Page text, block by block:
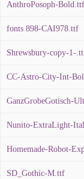
AnthroPosoph-Bold.ttf
fonts 898-CAI978.ttf
Shrewsbury-copy-1-
CC-Astro-City-Int-
GanzGrobeGotisch-
Nunito-ExtraLight-
Homemade-Robot-
SD_Gothic-M.ttf